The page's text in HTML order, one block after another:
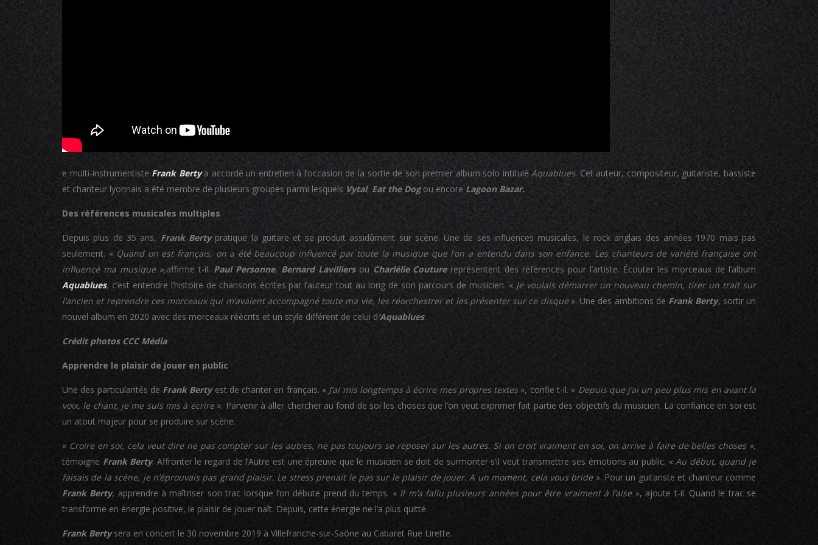
e multi-instrumentiste Frank Berty a accordé un entretien à l’occasion de la sortie de son premier album solo intituléAquablues. Cet auteur, compositeur, guitariste, bassiste
et chanteur lyonnais a été membre de plusieurs groupes parmi lesquels Vytal,Eat the Dog ou encore Lagoon Bazar.
Des références musicales multiples
Depuis plus de 35 ans, Frank Bertypratique la guitare et se produit assidûment sur scène. Une de ses influences musicales, le rock anglais des années 1970 mais pas
seulement. « Quand on est français, on a été beaucoup influencé par toute la musique que l’on a entendu dans son enfance. Les chanteurs de variété française ont
influencé ma musique »,affirme t-il. Paul Personne,Bernard Lavilliersou Charlélie Couturereprésentent des références pour l’artiste. Écouter les morceaux de l’album
Aquablues, c’est entendre l’histoire de chansons écrites par l’auteur tout au long de son parcours de musicien. «Je voulais démarrer un nouveau chemin, tirer un trait sur
l’ancien et reprendre ces morceaux qui m’avaient accompagné toute ma vie, les réorchestrer et les présenter sur ce disque». Une des ambitions de Frank Berty, sortir un
nouvel album en 2020 avec des morceaux réécrits et un style différent de celui d‘Aquablues.
Crédit photos CCC Média
Apprendre le plaisir de jouer en public
Une des particularités de Frank Bertyest de chanter en français. «J’ai mis longtemps à écrire mes propres textes», confie t-il. « Depuis que j’ai un peu plus mis en avant la
voix, le chant, je me suis mis à écrire». Parvenir à aller chercher au fond de soi les choses que l’on veut exprimer fait partie des objectifs du musicien. La confiance en soi est
un atout majeur pour se produire sur scène.
« Croire en soi, cela veut dire ne pas compter sur les autres, ne pas toujours se reposer sur les autres. Si on croit vraiment en soi, on arrive à faire de belles choses »,
témoigne Frank Berty. Affronter le regard de l’Autre est une épreuve que le musicien se doit de surmonter s’il veut transmettre ses émotions au public. «Au début, quand je
faisais de la scène, je n’éprouvais pas grand plaisir. Le stress prenait le pas sur le plaisir de jouer. A un moment, cela vous bride». Pour un guitariste et chanteur comme
Frank Berty, apprendre à maîtriser son trac lorsque l’on débute prend du temps. « Il m’a fallu plusieurs années pour être vraiment à l’aise», ajoute t-il. Quand le trac se
transforme en énergie positive, le plaisir de jouer naît. Depuis, cette énergie ne l’a plus quitté.
Frank Bertysera en concert le 30 novembre 2019 à Villefranche-sur-Saône au Cabaret Rue Lirette.